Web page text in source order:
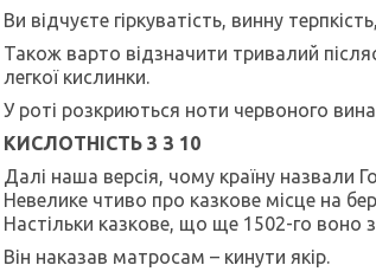
Ви відчуєте гіркуватість, винну
Також варто відзначити тривалий
легкої кислинки.
У роті розкриються ноти червоного
КИСЛОТНІСТЬ 3 З 10
Далі наша версія, чому країну назвали
Невелике чтиво про казкове місце на
Настільки казкове, що ще 1502-го
Він наказав матросам – кинути якір.